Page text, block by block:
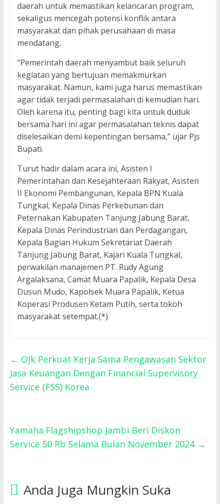
daerah untuk memastikan kelancaran program,
sekaligus mencegah potensi konflik antara
masyarakat dan pihak perusahaan di masa
mendatang.
“Pemerintah daerah menyambut baik seluruh
kegiatan yang bertujuan memakmurkan
masyarakat. Namun, kami juga harus memastikan
agar tidak terjadi permasalahan di kemudian hari.
Oleh karena itu, penting bagi kita untuk duduk
bersama hari ini agar permasalahan teknis dapat
diselesaikan demi kepentingan bersama,” ujar Pjs
Bupati.
Turut hadir dalam acara ini, Asisten I
Pemerintahan dan Kesejahteraan Rakyat, Asisten
II Ekonomi Pembangunan, Kepala BPN Kuala
Tungkal, Kepala Dinas Perkebunan dan
Peternakan Kabupaten Tanjung Jabung Barat,
Kepala Dinas Perindustrian dan Perdagangan,
Kepala Bagian Hukum Sekretariat Daerah
Tanjung Jabung Barat, Kajari Kuala Tungkal,
perwakilan manajemen PT. Rudy Agung
Argalaksana, Camat Muara Papalik, Kepala Desa
Dusun Mudo, Kapolsek Muara Papalik, Ketua
Koperasi Produsen Ketam Putih, serta tokoh
masyarakat setempat.(*)
← OJk Perkuat Kerja Sama Pengawasan Sektor
Jasa Keuangan Dengan Financial Supervisory
Service (FSS) Korea
Yamaha Flagshipshop Jambi Beri Diskon
Service 50 Rb Selama Bulan November 2024 →
Anda Juga Mungkin Suka